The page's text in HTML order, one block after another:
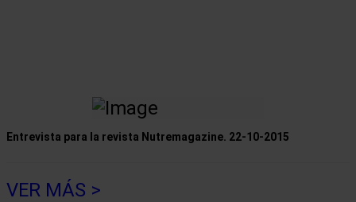
Entrevista para la revista Nutremagazine. 22-10-2015
VER MÁS >